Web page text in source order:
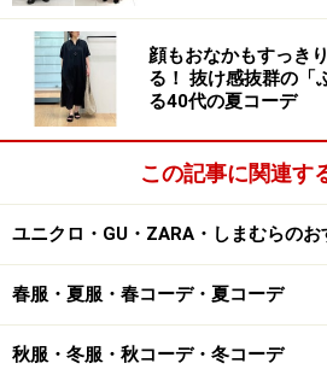
また、生地に厚みのあるスウェ
冬の時期は乾くまでに時間がかか
ますが、そんなデメリットもク
での使いやすさにも注目です。
ストレッチ性が高くアウトドア
にもぴったり。首元の襟がしっ
見せてくれそうなのも女性には嬉
顔もおなかもすっき
る！ 抜け感抜群の「
る40代の夏コーデ
この記事に関連す
ユニクロ・GU・ZARA・しまむらのお
春服・夏服・春コーデ・夏コーデ
秋服・冬服・秋コーデ・冬コーデ